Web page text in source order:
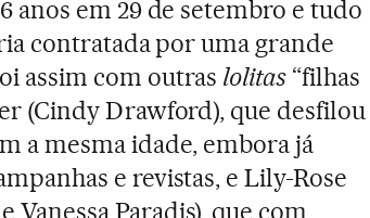
anos em 29 de setembro e tudo
contratada por uma grande
assim com outras lolitas “filhas
(Cindy Drawford), que desfilou
a mesma idade, embora já
e revistas, e Lily-Rose
Vanessa Paradis), que com